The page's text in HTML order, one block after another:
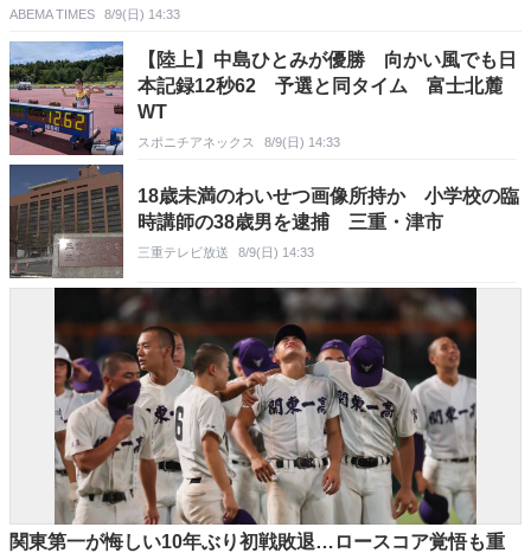
ABEMA TIMES 8/9(日) 14:33
【陸上】中島ひとみが優勝 向かい風でも日
本記録12秒62 予選と同タイム 富士北麓
WT
スポニチアネックス 8/9(日) 14:33
18歳未満のわいせつ画像所持か 小学校の臨
時講師の38歳男を逮捕 三重・津市
三重テレビ放送 8/9(日) 14:33
関東第一が悔しい10年ぶり初戦敗退…ロースコア覚悟も重